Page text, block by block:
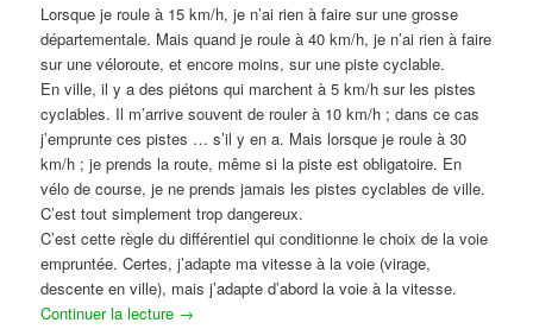
Lorsque je roule à 15 km/h, je n’ai rien à faire sur une grosse
départementale. Mais quand je roule à 40 km/h, je n’ai rien à faire
sur une véloroute, et encore moins, sur une piste cyclable.
En ville, il y a des piétons qui marchent à 5 km/h sur les pistes
cyclables. Il m’arrive souvent de rouler à 10 km/h ; dans ce cas
j’emprunte ces pistes … s’il y en a. Mais lorsque je roule à 30
km/h ; je prends la route, même si la piste est obligatoire. En
vélo de course, je ne prends jamais les pistes cyclables de ville.
C’est tout simplement trop dangereux.
C’est cette règle du différentiel qui conditionne le choix de la voie
empruntée. Certes, j’adapte ma vitesse à la voie (virage,
descente en ville), mais j’adapte d’abord la voie à la vitesse.
Continuer la lecture →